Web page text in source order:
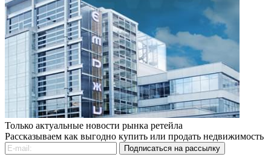
Только актуальные новости рынка ретейла
Рассказываем как выгодно купить или продать недвижимость